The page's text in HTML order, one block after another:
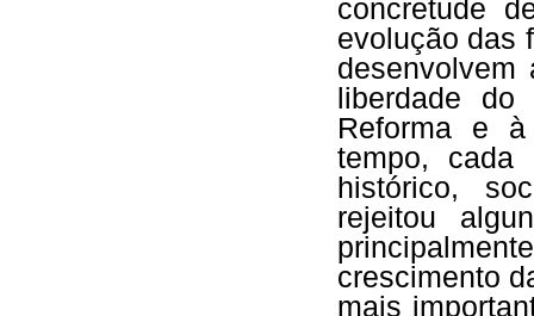
concretude
evolução das
liberdade
Reforma e
tempo, cada
histórico,
rejeitou
crescimento
mais